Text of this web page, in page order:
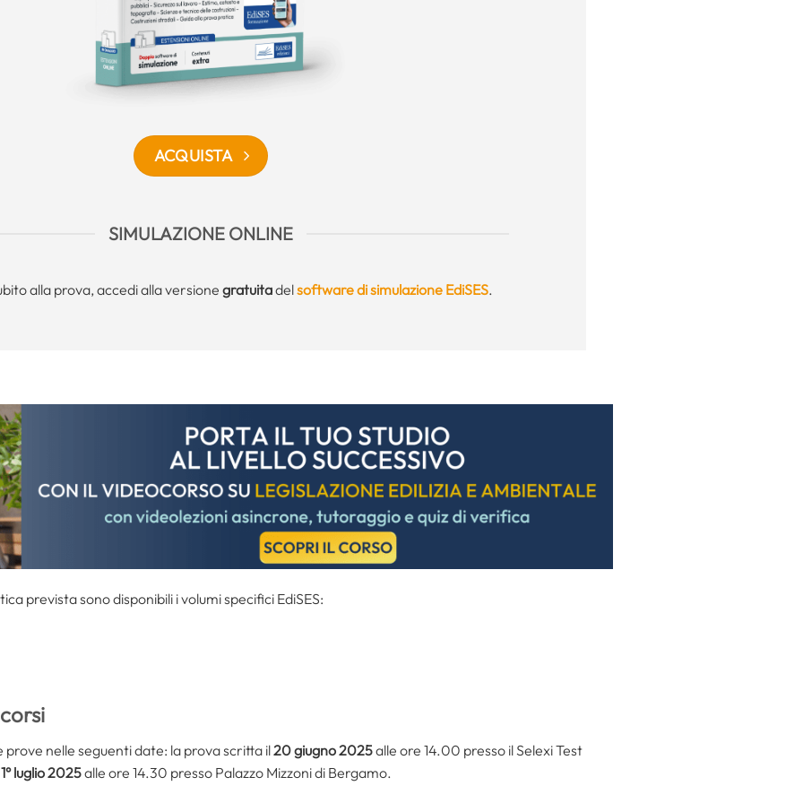
ACQUISTA
SIMULAZIONE ONLINE
alla prova, accedi alla versione gratuitadelsoftware di simulazione EdiSES.
prevista sono disponibili i volumi specifici EdiSES:
prove nelle seguenti date: la prova scritta il20 giugno 2025alle ore 14.00 presso il Selexi Test
1° luglio 2025alle ore 14.30 presso Palazzo Mizzoni di Bergamo.